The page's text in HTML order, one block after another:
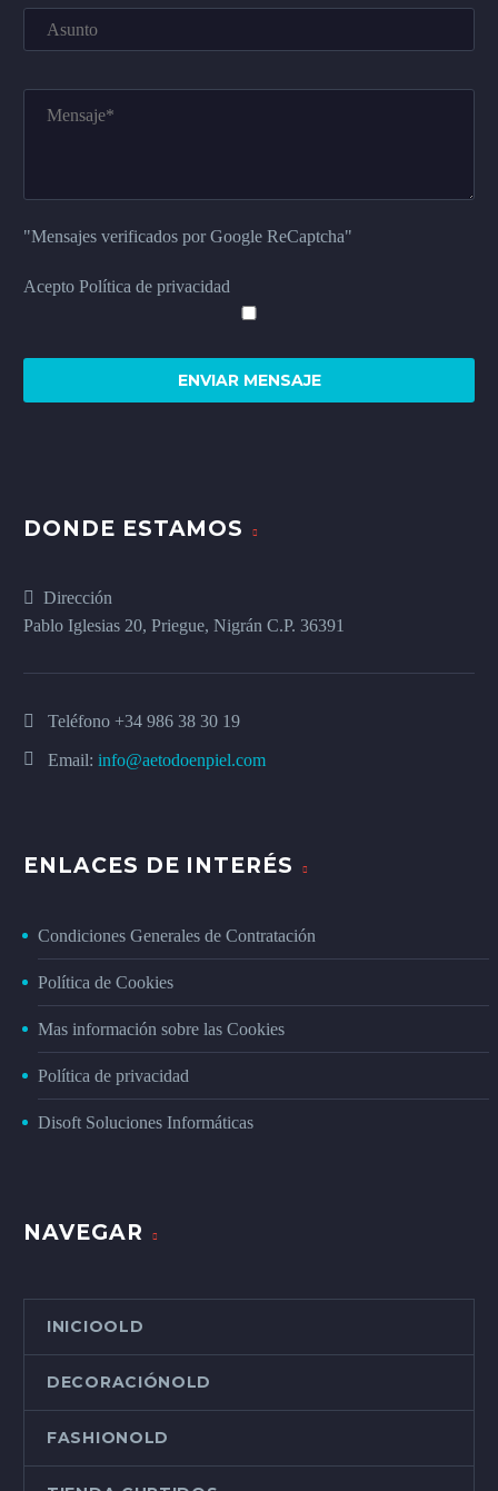
"Mensajes verificados por Google ReCaptcha"
Acepto Política de privacidad
DONDE ESTAMOS
Dirección
Pablo Iglesias 20, Priegue, Nigrán C.P. 36391
Teléfono +34 986 38 30 19
Email: info@aetodoenpiel.com
ENLACES DE INTERÉS
Condiciones Generales de Contratación
Política de Cookies
Mas información sobre las Cookies
Política de privacidad
Disoft Soluciones Informáticas
NAVEGAR
INICIOOLD
DECORACIÓNOLD
FASHIONOLD